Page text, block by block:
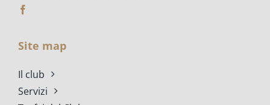
Site map
Il club
Servizi